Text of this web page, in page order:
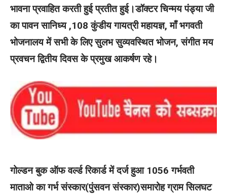
भावना प्रवाहित करती हुई प्रतीत हुई।डॉक्टर चिन्मय पंड्या जी
का पावन सानिध्य ,108 कुंडीय गायत्री महायज्ञ, माँ भगवती
भोजनालय में सभी के लिए सुलभ सुव्यवस्थित भोजन, संगीत मय
प्रवचन द्वितीय दिवस के प्रमुख आकर्षण रहे।
गोल्डन बुक ऑफ वर्ल्ड रिकार्ड में दर्ज हुआ 1056 गर्भवती
माताओ का गर्भ संस्कार(पुंसवन संस्कार)समारोह ग्राम सिलघट